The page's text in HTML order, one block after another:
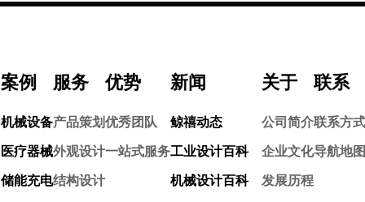
案例
机械设备
医疗器械
储能充电
服务
产品策划
外观设计
结构设计
优势
优秀团队
一站式服务
新闻
鲸禧动态
工业设计百科
机械设计百科
关于
公司简介
企业文化
发展历程
联系
联系方式
导航地图